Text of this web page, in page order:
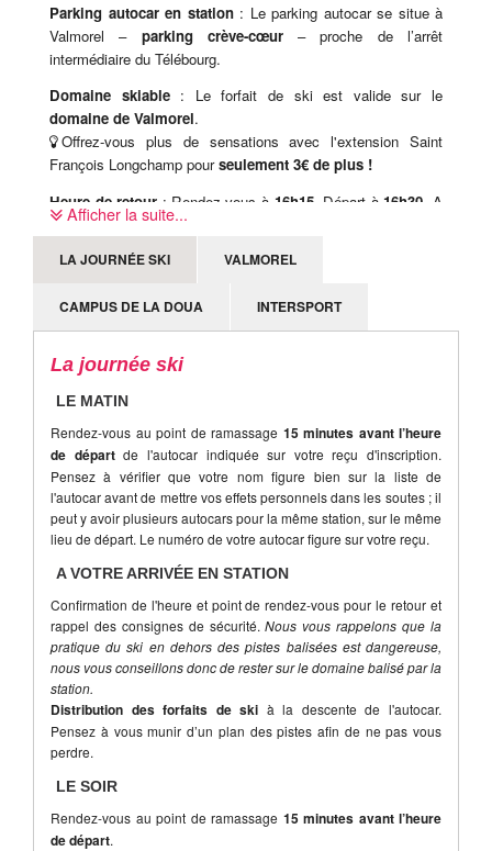
Parking autocar en station: Le parking autocar se situe à
Valmorel – parking crève-cœur– proche de l’arrêt
intermédiaire du Télébourg.
Domaine skiable : Le forfait de ski est valide sur le
domaine de Valmorel.
Offrez-vous plus de sensations avec l'extension Saint
François Longchamp pourseulement 3€ de plus !
Heure de retour : Rendez-vous à 16h15. Départ à16h30 . A
revalider sur place avec le coordinateur.
Afficher la suite...
LA JOURNÉE SKI VALMOREL
CAMPUS DE LA DOUA INTERSPORT
La journée ski
LE MATIN
Rendez-vous au point de ramassage 15 minutes avant l’heure
de départde l'autocar indiquée sur votre reçu d'inscription.
Pensez à vérifier que votre nom figure bien sur la liste de
l'autocar avant de mettre vos effets personnels dans les soutes ; il
peut y avoir plusieurs autocars pour la même station, sur le même
lieu de départ. Le numéro de votre autocar figure sur votre reçu.
A VOTRE ARRIVÉE EN STATION
Confirmation de l'heure et point de rendez-vous pour le retour et
rappel des consignes de sécurité.Nous vous rappelons que la
pratique du ski en dehors des pistes balisées est dangereuse,
nous vous conseillons donc de rester sur le domaine balisé par la
station.
Distribution des forfaits de ski à la descente de l'autocar.
Pensez à vous munir d’un plan des pistes afin de ne pas vous
perdre.
LE SOIR
Rendez-vous au point de ramassage 15 minutes avant l’heure
de départ.